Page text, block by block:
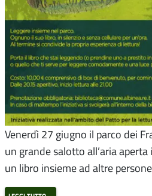
Venerdì 27 giugno il parco dei
un grande salotto all’aria
un libro insieme ad altre